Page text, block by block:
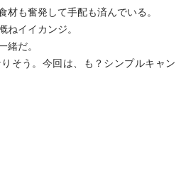
材も奮発して手配も済んでいる。
ねイイカンジ。
緒だ。
そう。今回は、も？シンプルキャン